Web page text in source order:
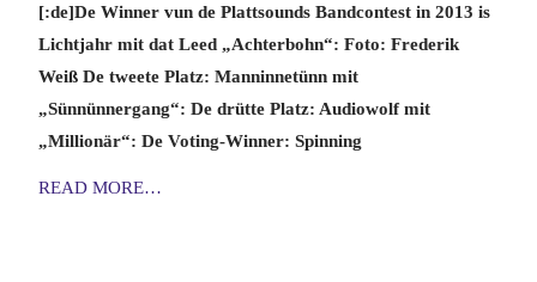
[:de]De Winner vun de Plattsounds Bandcontest in 2013 is
Lichtjahr mit dat Leed „Achterbohn“: Foto: Frederik
Weiß De tweete Platz: Manninnetünn mit
„Sünnünnergang“: De drütte Platz: Audiowolf mit
„Millionär“: De Voting-Winner: Spinning
READ MORE…